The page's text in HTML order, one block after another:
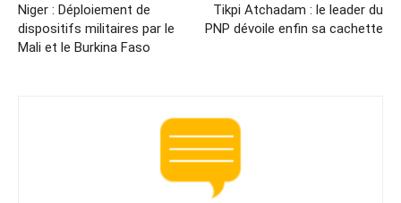
Niger : Déploiement de
dispositifs militaires par le
Mali et le Burkina Faso
Tikpi Atchadam : le leader du
PNP dévoile enfin sa cachette